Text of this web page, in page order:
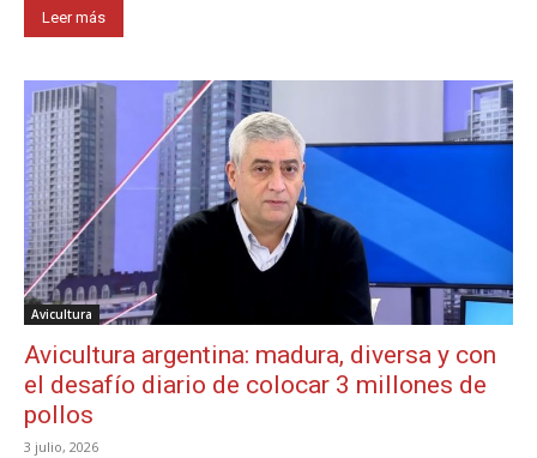
Leer más
Avicultura
Avicultura argentina: madura, diversa y con
el desafío diario de colocar 3 millones de
pollos
3 julio, 2026